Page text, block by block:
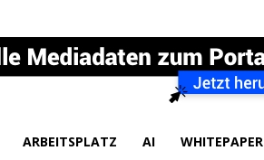
ARBEITSPLATZ AI WHITEPAPER